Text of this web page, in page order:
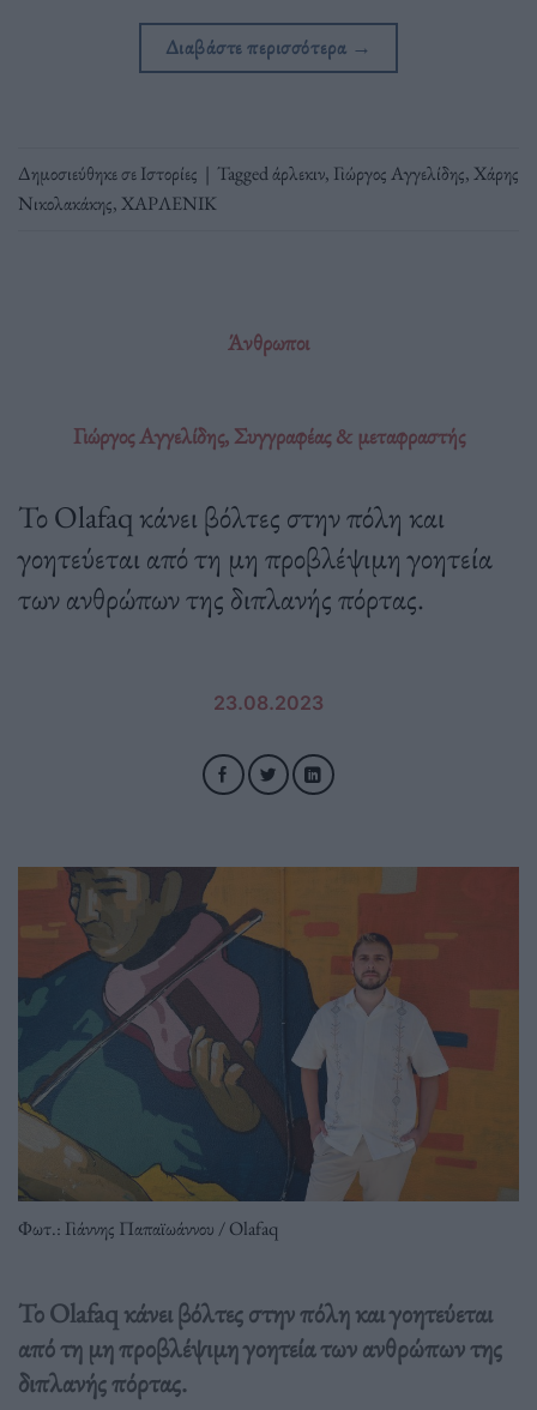
Διαβάστε περισσότερα →
Δημοσιεύθηκε σεΙστορίες | Taggedάρλεκιν, Γιώργος Αγγελίδης,Χάρης
Νικολακάκης,ΧΑΡΛΕΝΙΚ
Άνθρωποι
Γιώργος Αγγελίδης, Συγγραφέας & μεταφραστής
Το Olafaq κάνει βόλτες στην πόλη και
γοητεύεται από τη μη προβλέψιμη γοητεία
των ανθρώπων της διπλανής πόρτας.
23.08.2023
Φωτ.: Γιάννης Παπαϊωάννου / Olafaq
Το Olafaq κάνει βόλτες στην πόλη και γοητεύεται
από τη μη προβλέψιμη γοητεία των ανθρώπων της
διπλανής πόρτας.